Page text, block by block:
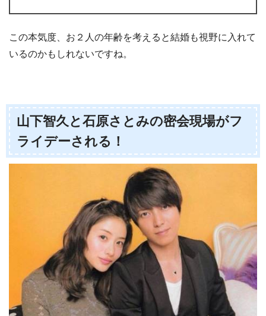
この本気度、お２人の年齢を考えると結婚も視野に入れて
いるのかもしれないですね。
山下智久と石原さとみの密会現場がフ
ライデーされる！